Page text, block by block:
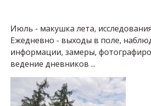
Июль - макушка лета,
Ежедневно - выходы в поле,
информации, замеры,
ведение дневников ...